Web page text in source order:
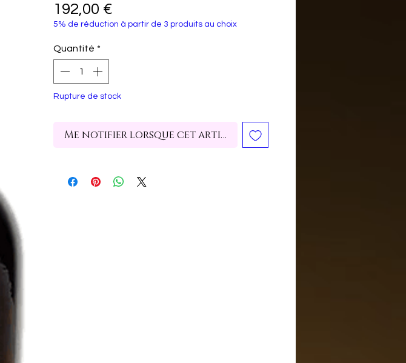
192,00 €
5% de réduction à partir de 3 produits au choix
Quantité *
Rupture de stock
Me notifier lorsque cet article est disponible